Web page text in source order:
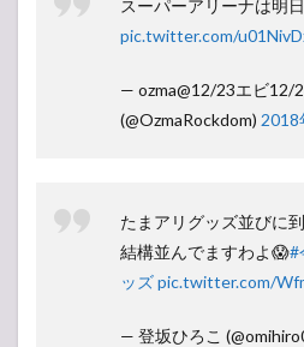
スーパーアリーナは明
pic.twitter.com/
— ozma@12/23エビ12/
(@OzmaRockdom) 2018
たまアリグッズ並びに
結構並んでますわよ😱#
ッズpic.twitter.com/
— 登坂ひろこ